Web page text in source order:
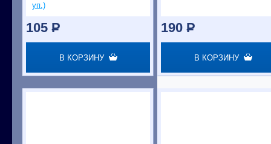
уп.)
105 P
В КОРЗИНУ
190 P
В КОРЗИНУ